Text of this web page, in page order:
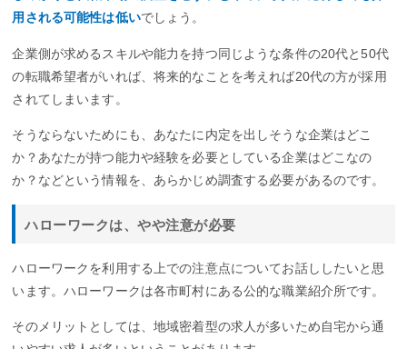
用される可能性は低いでしょう。
企業側が求めるスキルや能力を持つ同じような条件の20代と50代
の転職希望者がいれば、将来的なことを考えれば20代の方が採用
されてしまいます。
そうならないためにも、あなたに内定を出しそうな企業はどこ
か？あなたが持つ能力や経験を必要としている企業はどこなの
か？などという情報を、あらかじめ調査する必要があるのです。
ハローワークは、やや注意が必要
ハローワークを利用する上での注意点についてお話ししたいと思
います。ハローワークは各市町村にある公的な職業紹介所です。
そのメリットとしては、地域密着型の求人が多いため自宅から通